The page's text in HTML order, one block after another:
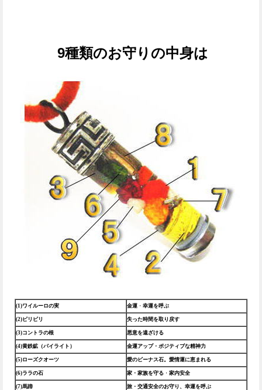
9種類のお守りの中身は
(1)ワイルーロの実 金運 ・ 幸運を呼ぶ
(2)ピリピリ 失った時間を取り戻す
(3)コントラの根 悪意を遠ざける
(4)黄鉄鉱（パイライト） 金運アップ・ポジティブな精神力
(5)ローズクオーツ 愛のビーナス石。愛情運に恵まれる
(6)ララの石 家・家族を守る ・ 家内安全
(7)馬蹄 旅・交通安全のお守り、幸運を呼ぶ